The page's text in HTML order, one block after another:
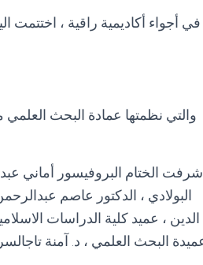
في أجواء أكاديمية راقية ، اختتمت
والتي نظمتها عمادة البحث العلمي
شرفت الختام البروفيسور أماني
البولادي ، الدكتور عاصم
الدين ، عميد كلية الدراسات